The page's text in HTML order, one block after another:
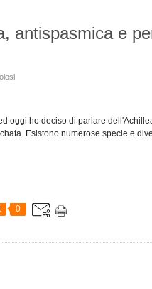
antispasmica e
oggi ho deciso di parlare
Esistono numerose specie e
0